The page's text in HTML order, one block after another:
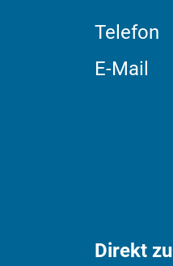
Telefon
E-Mail
Direkt zu